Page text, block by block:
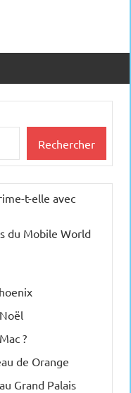
Rechercher
t-elle avec
du Mobile World
?
de Orange
Grand Palais